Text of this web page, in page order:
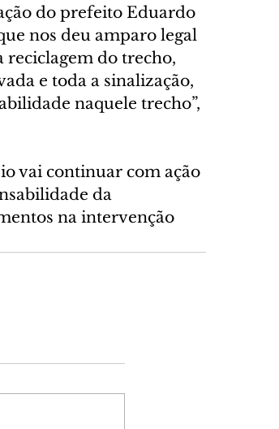
do prefeito Eduardo
nos deu amparo legal
reciclagem do trecho,
e toda a sinalização,
naquele trecho”,
vai continuar com ação
da
na intervenção